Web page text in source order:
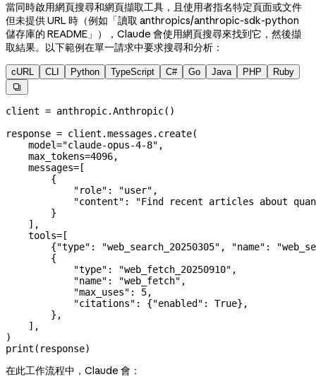
當同時啟用網頁搜尋和網頁擷取工具，且使用者指名特定頁面或文件
但未提供 URL 時（例如「讀取 anthropics/anthropic-sdk-python
儲存庫的 README」），Claude 會使用網頁搜尋來找到它，然後擷
取結果。以下範例在單一請求中要求搜尋和分析：
cURL CLI Python TypeScript C# Go Java PHP Ruby

client = anthropic.Anthropic()
response = client.messages.create(
    model
="claude-opus-4-8" ,
    max_tokens
=4096,
    messages
= [
        {
            "role"
: "user" ,
            "content"
:
"Find recent articles about
        }
    ],
    tools
= [
        {
"type" : "web_search_20250305" , "name" :
        {
            "type"
: "web_fetch_20250910" ,
            "name"
: "web_fetch" ,
            "max_uses"
: 5,
            "citations"
: {"enabled" : True},
        },
    ],
)
print (response)
在此工作流程中，Claude 會：